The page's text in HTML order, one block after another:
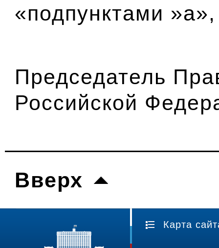
«подпунктами
Председатель
Российской
Вверх
Карта